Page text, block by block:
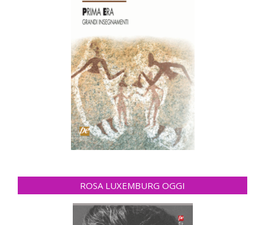
ROSA LUXEMBURG OGGI